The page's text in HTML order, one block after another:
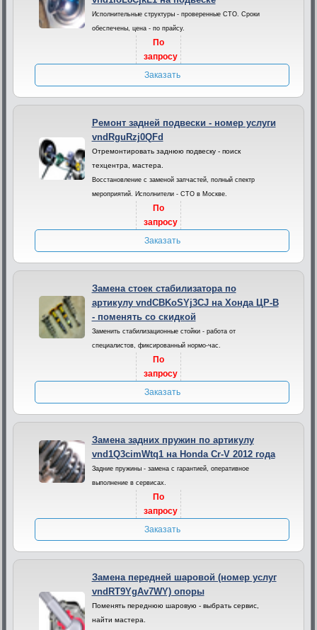
Исполнительные структуры - проверенные СТО. Сроки
обеспечены, цена - по прайсу.
По
запросу
Заказать
Ремонт задней подвески - номер услуги
vndRguRzj0QFd
Отремонтировать заднюю подвеску - поиск
техцентра, мастера.
Восстановление с заменой запчастей, полный спектр
мероприятий. Исполнители - СТО в Москве.
По
запросу
Заказать
Замена стоек стабилизатора по
артикулу vndCBKoSYj3CJ на Хонда ЦР-В
- поменять со скидкой
Заменить стабилизационные стойки - работа от
специалистов, фиксированный нормо-час.
По
запросу
Заказать
Замена задних пружин по артикулу
vnd1Q3cimWtq1 на Honda Cr-V 2012 года
Задние пружины - замена с гарантией, оперативное
выполнение в сервисах.
По
запросу
Заказать
Замена передней шаровой (номер услуг
vndRT9YgAv7WY) опоры
Поменять переднюю шаровую - выбрать сервис,
найти мастера.